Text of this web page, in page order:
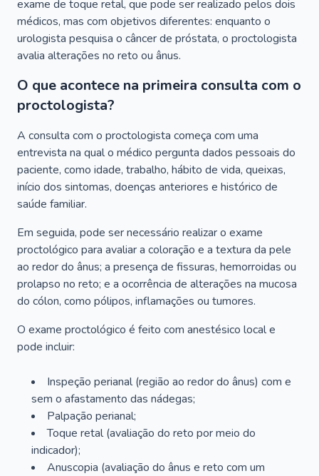
exame de toque retal, que pode ser realizado pelos dois
médicos, mas com objetivos diferentes: enquanto o
urologista pesquisa o câncer de próstata, o proctologista
avalia alterações no reto ou ânus.
O que acontece na primeira consulta com o
proctologista?
A consulta com o proctologista começa com uma
entrevista na qual o médico pergunta dados pessoais do
paciente, como idade, trabalho, hábito de vida, queixas,
início dos sintomas, doenças anteriores e histórico de
saúde familiar.
Em seguida, pode ser necessário realizar o exame
proctológico para avaliar a coloração e a textura da pele
ao redor do ânus; a presença de fissuras, hemorroidas ou
prolapso no reto; e a ocorrência de alterações na mucosa
do cólon, como pólipos, inflamações ou tumores.
O exame proctológico é feito com anestésico local e
pode incluir:
Inspeção perianal (região ao redor do ânus) com e
sem o afastamento das nádegas;
Palpação perianal;
Toque retal (avaliação do reto por meio do
indicador);
Anuscopia (avaliação do ânus e reto com um